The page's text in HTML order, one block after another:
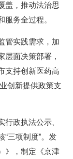
盖，推动法治思
务全过程。
管实践需求，加
层面决策部署，
支持创新医药高
创新提供政策支
行政执法公示、
“三项制度”。发
》，制定《京津